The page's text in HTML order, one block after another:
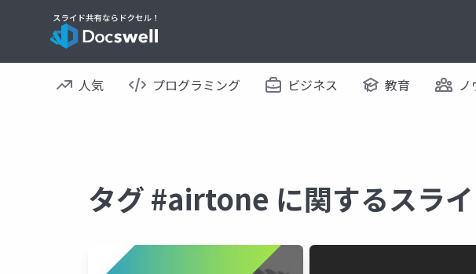
人気 プログラミング ビジネス 教育 ノ
タグ #airtone に関するスラ